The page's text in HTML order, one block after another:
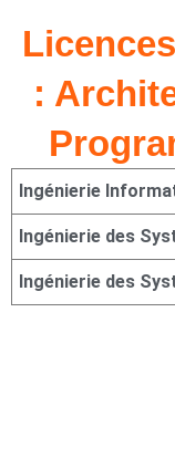
:
Ingénierie
Ingénierie des
Ingénierie des